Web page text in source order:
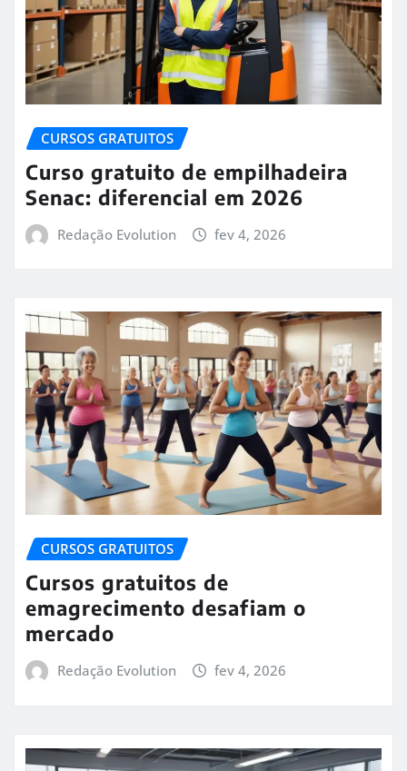
CURSOS GRATUITOS
Curso gratuito de empilhadeira
Senac: diferencial em 2026
Redação Evolution fev 4, 2026
CURSOS GRATUITOS
Cursos gratuitos de
emagrecimento desafiam o
mercado
Redação Evolution fev 4, 2026